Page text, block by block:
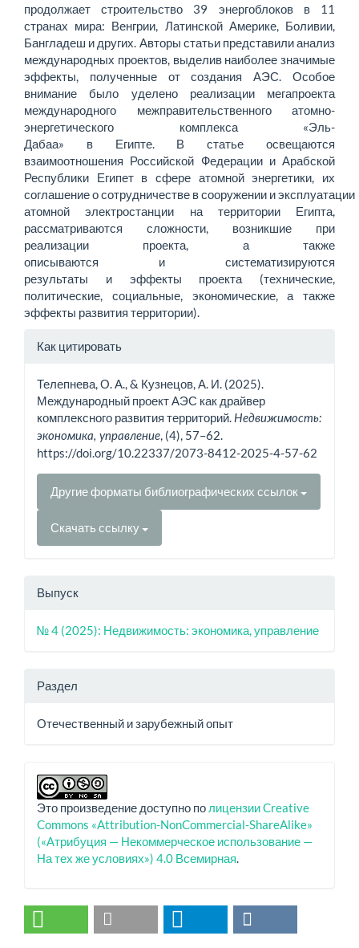
продолжает строительство 39 энергоблоков в 11
странах мира: Венгрии, Латинской Америке, Боливии,
Бангладеш и других. Авторы статьи представили анализ
международных проектов, выделив наиболее значимые
эффекты, полученные от создания АЭС. Особое
внимание было уделено реализации мегапроекта
международного межправительственного атомно-
энергетического комплекса «Эль-
Дабаа» в Египте. В статье освещаются
взаимоотношения Российской Федерации и Арабской
Республики Египет в сфере атомной энергетики, их
соглашение о сотрудничестве в сооружении и эксплуатации
атомной электростанции на территории Египта,
рассматриваются сложности, возникшие при
реализации проекта, а также
описываются и систематизируются
результаты и эффекты проекта (технические,
политические, социальные, экономические, а также
эффекты развития территории).
Информация
Как цитировать
Телепнева, О. А., & Кузнецов, А. И. (2025).
Международный проект АЭС как драйвер
комплексного развития территорий. Недвижимость:
экономика, управление, (4), 57–62.
https://doi.org/10.22337/2073-8412-2025-4-57-62
Другие форматы библиографических ссылок
Скачать ссылку
Выпуск
№ 4 (2025): Недвижимость: экономика, управление
Раздел
Отечественный и зарубежный опыт
Это произведение доступно по лицензии Creative
Commons «Attribution-NonCommercial-ShareAlike»
(«Атрибуция — Некоммерческое использование —
На тех же условиях») 4.0 Всемирная.